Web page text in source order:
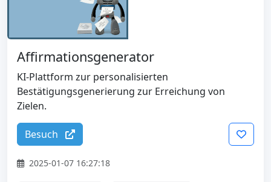
Affirmationsgenerator
KI-Plattform zur personalisierten
Bestätigungsgenerierung zur Erreichung von
Zielen.
Besuch
2025-01-07 16:27:18